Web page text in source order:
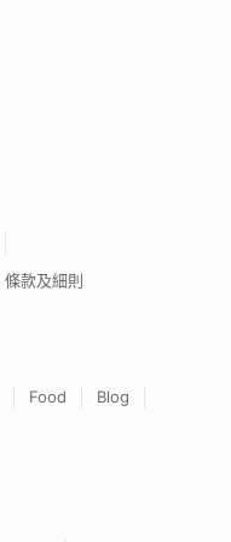
條款及細則
Food
Blog